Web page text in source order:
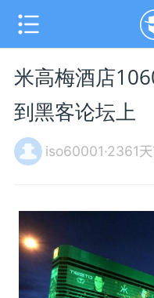
米高梅酒店
到黑客论坛上
iso60001·2361